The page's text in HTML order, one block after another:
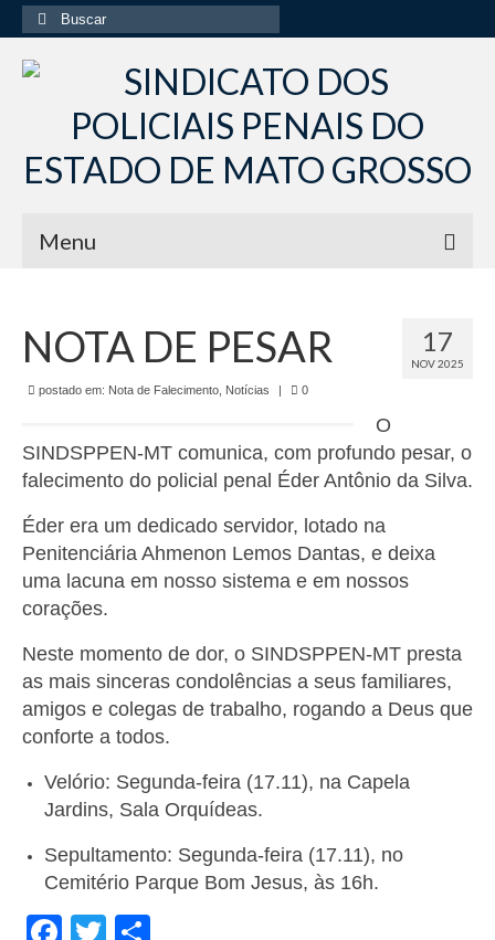
Buscar
por:
Menu
Institucional
Diretoria Sindsppen
Histórico do Sistema Penitenciário do Estado
Formulário de Requerimento Padrão Sindsppen
Estatuto do Sindsppen
Serviços prestados pelo Sindicato dos
Servidores Penitenciários de Mato Grosso
Notícias Gerais
Artigos
Esportes
Nota de Falecimento
17
NOV 2025
NOTA DE PESAR
postado em: Nota de Falecimento Notícias | 0
O
SINDSPPEN-MT comunica, com profundo pesar, o
falecimento do policial penal Éder Antônio da Silva.
Éder era um dedicado servidor, lotado na
Penitenciária Ahmenon Lemos Dantas, e deixa
uma lacuna em nosso sistema e em nossos
corações.
Neste momento de dor, o SINDSPPEN-MT presta
as mais sinceras condolências a seus familiares,
amigos e colegas de trabalho, rogando a Deus que
conforte a todos.
Velório: Segunda-feira (17.11), na Capela
Jardins, Sala Orquídeas.
Sepultamento: Segunda-feira (17.11), no
Cemitério Parque Bom Jesus, às 16h.